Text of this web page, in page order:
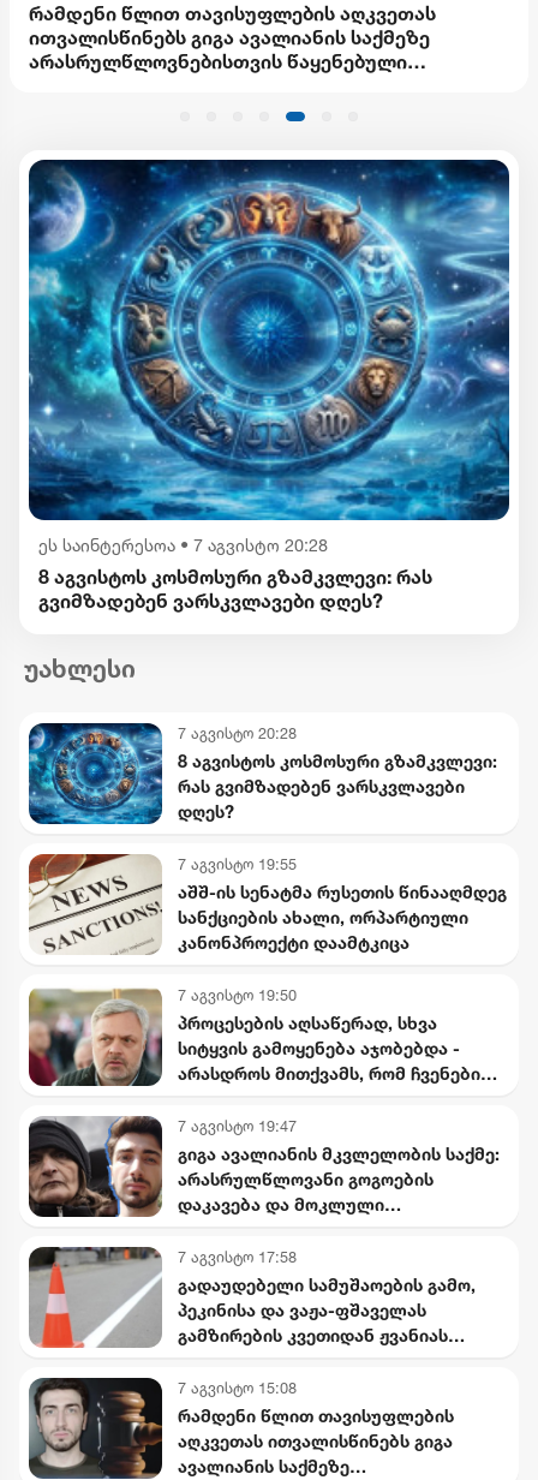
რამდენი წლით თავისუფლების აღკვეთას
ითვალისწინებს გიგა ავალიანის საქმეზე
არასრულწლოვნებისთვის წაყენებული
ეს საინტერესოა • 7 აგვისტო 20:28
8 აგვისტოს კოსმოსური გზამკვლევი: რას
გვიმზადებენ ვარსკვლავები დღეს?
უახლესი
7 აგვისტო 20:28
8 აგვისტოს კოსმოსური გზამკვლევი:
რას გვიმზადებენ ვარსკვლავები
დღეს?
7 აგვისტო 19:55
აშშ-ის სენატმა რუსეთის წინააღმდეგ
სანქციების ახალი, ორპარტიული
კანონპროექტი დაამტკიცა
7 აგვისტო 19:50
პროცესების აღსაწერად, სხვა
სიტყვის გამოყენება აჯობებდა -
არასდროს მითქვამს, რომ ჩვენები
"ხვრეტდნენ" - ბარამიძე
7 აგვისტო 19:47
გიგა ავალიანის მკვლელობის საქმე:
არასრულწლოვანი გოგოების
დაკავება და მოკლული
7 აგვისტო 17:58
გადაუდებელი სამუშაოების გამო,
პეკინისა და ვაჟა-ფშაველას
გამზირების კვეთიდან ჟვანიას
დროებით შეიზღუდება
7 აგვისტო 15:08
რამდენი წლით თავისუფლების
აღკვეთას ითვალისწინებს გიგა
ავალიანის საქმეზე